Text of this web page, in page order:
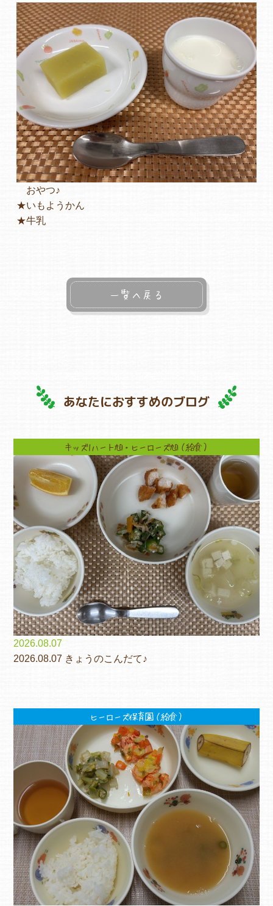
おやつ♪
★いもようかん
★牛乳
一覧へ戻る
あなたにおすすめのブログ
キッズ1ハート旭・ヒーローズ旭（給食）
2026.08.07
2026.08.07 きょうのこんだて♪
ヒーローズ保育園（給食）